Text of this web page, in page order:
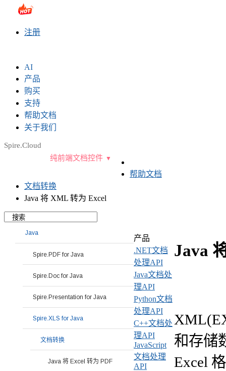
sales@e-iceblue.com
注册
AI
产品
购买
支持
帮助文档
关于我们
Spire.Cloud
纯前端文档控件
帮助文档
文档转换
Java 将 XML 转为 Excel
Java
和存储
Excel
Java
Spire.PDF for Java
Spire.Doc for Java
Spire.Presentation for Java
Spire.XLS for Java
文档转换
Java 将 Excel 转为 PDF
产品
.NET文档
处理API
Java文档处
理API
Python文档
处理API
C++文档处
理API
JavaScript
文档处理
API